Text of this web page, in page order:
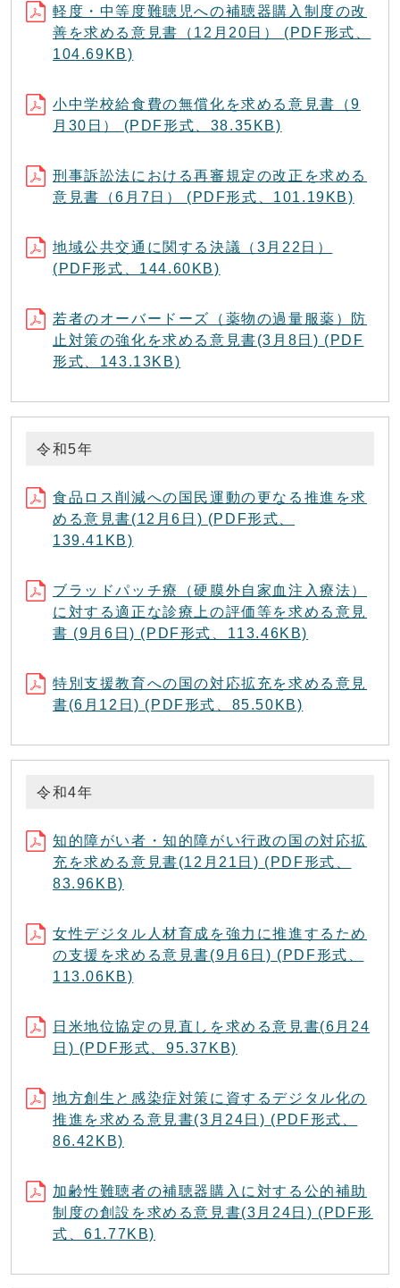
軽度・中等度難聴児への補聴器購入制度の改
善を求める意見書（12月20日） (PDF形式、
104.69KB)
小中学校給食費の無償化を求める意見書（9
月30日） (PDF形式、38.35KB)
刑事訴訟法における再審規定の改正を求める
意見書（6月7日） (PDF形式、101.19KB)
地域公共交通に関する決議（3月22日）
(PDF形式、144.60KB)
若者のオーバードーズ（薬物の過量服薬）防
止対策の強化を求める意見書(3月8日) (PDF
形式、143.13KB)
令和5年
食品ロス削減への国民運動の更なる推進を求
める意見書(12月6日) (PDF形式、
139.41KB)
ブラッドパッチ療（硬膜外自家血注入療法）
に対する適正な診療上の評価等を求める意見
書 (9月6日) (PDF形式、113.46KB)
特別支援教育への国の対応拡充を求める意見
書(6月12日) (PDF形式、85.50KB)
令和4年
知的障がい者・知的障がい行政の国の対応拡
充を求める意見書(12月21日) (PDF形式、
83.96KB)
女性デジタル人材育成を強力に推進するため
の支援を求める意見書(9月6日) (PDF形式、
113.06KB)
日米地位協定の見直しを求める意見書(6月24
日) (PDF形式、95.37KB)
地方創生と感染症対策に資するデジタル化の
推進を求める意見書(3月24日) (PDF形式、
86.42KB)
加齢性難聴者の補聴器購入に対する公的補助
制度の創設を求める意見書(3月24日) (PDF形
式、61.77KB)